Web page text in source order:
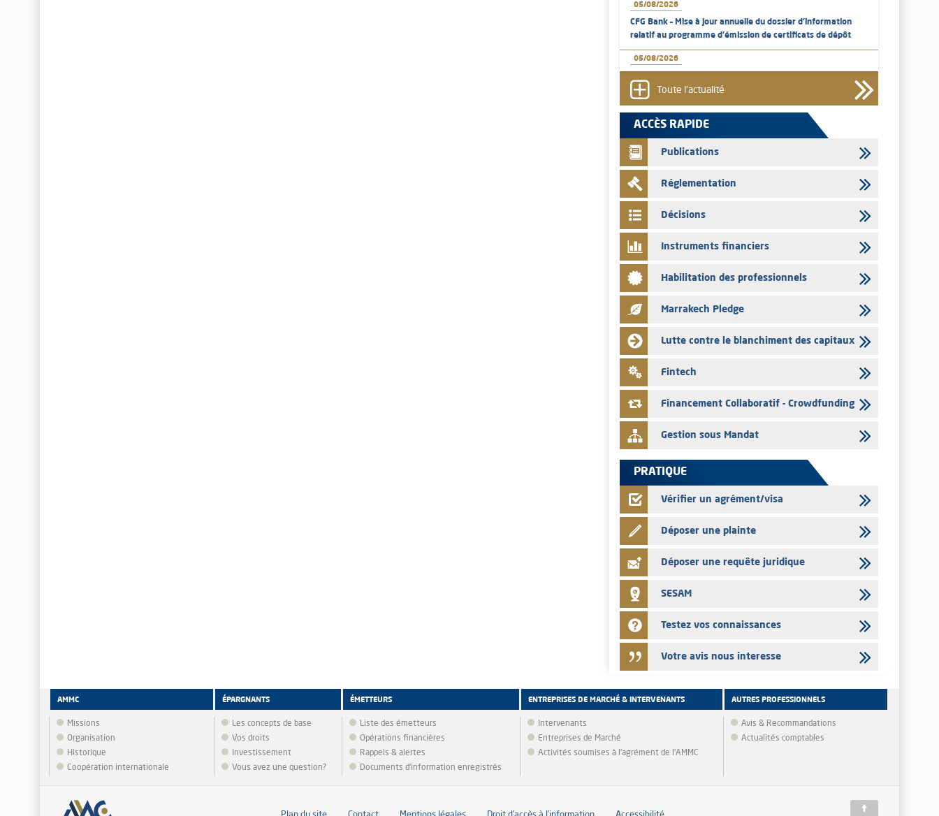
05/08/2026
CFG Bank – Mise à jour annuelle du dossier d’information
relatif au programme d'émission de certificats de dépôt
05/08/2026
relatif au programme d'émission de certificats de dépôt
05/08/2026
L’AMMC met sur son site internet les publications réalisées
par les émetteurs en date du 5 août 2026
04/08/2026
L’AMMC met sur son site internet les publications réalisées
par les émetteurs en date du 4 août 2026
03/08/2026
relatif au programme d'émission de certificats de dépôt
03/08/2026
L’AMMC met sur son site internet les publications réalisées
par les émetteurs en date du 3 août 2026
03/08/2026
Liste des agréments et visas d'OPCVM accordés par l'AMMC
pour le mois de juillet 2026
L' AMMC publie les indicateurs mensuels du marché des
Toute l'actualité
ACCÈS RAPIDE
Publications
Réglementation
Décisions
Instruments financiers
Habilitation des professionnels
Marrakech Pledge
Lutte contre le blanchiment des capitaux
Fintech
Financement Collaboratif - Crowdfunding
Gestion sous Mandat
PRATIQUE
Vérifier un agrément/visa
Déposer une plainte
Déposer une requête juridique
SESAM
Testez vos connaissances
Votre avis nous interesse
AMMC
Missions
Organisation
Historique
Coopération internationale
ÉPARGNANTS
Les concepts de base
Vos droits
Investissement
Vous avez une question?
ÉMETTEURS
Liste des émetteurs
Opérations financières
Rappels & alertes
Documents d’information enregistrés
ENTREPRISES DE MARCHÉ & INTERVENANTS
Intervenants
Entreprises de Marché
Activités soumises à l'agrément de l'AMMC
AUTRES PROFESSIONNELS
Avis & Recommandations
Actualités comptables